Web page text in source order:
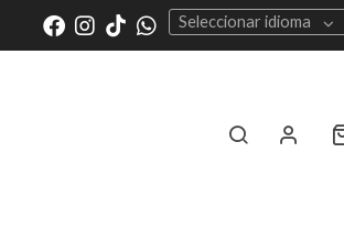
Seleccionar idioma